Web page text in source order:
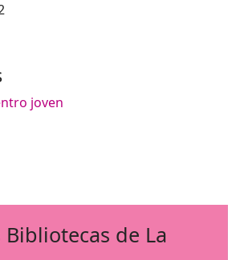
joven
Bibliotecas de La